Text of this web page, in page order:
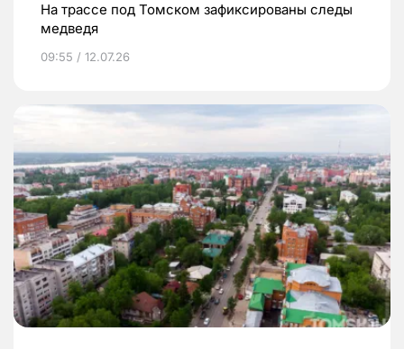
На трассе под Томском зафиксированы следы
медведя
09:55 / 12.07.26